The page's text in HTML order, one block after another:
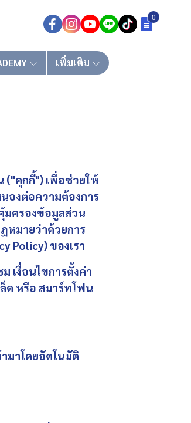
0
เพิ่มเติม
("คุกกี้") เพื่อช่วยให้
องต่อความต้องการ
มครองข้อมูลส่วน
หมายว่าด้วยการ
Policy) ของเรา
เงื่อนไขการตั้งค่า
ต หรือ สมาร์ทโฟน
มาโดยอัตโนมัติ